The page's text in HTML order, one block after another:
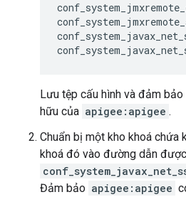
Lưu tệp cấu hình và đảm
hữu của apigee:apigee .
Chuẩn bị một kho khoá chứa
khoá đó vào đường dẫn
Đảm bảo apigee:apigee